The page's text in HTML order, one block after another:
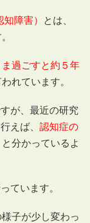
障害） とは、
過ごすと約５年
れています。
が、最近の研究
えば、 認知症の
と分かっているよ
ています。
子が少し変わっ